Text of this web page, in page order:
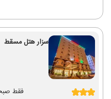
سزار هتل مسقط
فقط